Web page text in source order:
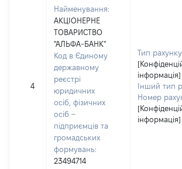
4
Найменування:
АКЦІОНЕРНЕ
ТОВАРИСТВО
"АЛЬФА-БАНК"
Код в Єдиному
державному
реєстрі
юридичних
осіб, фізичних
осіб –
підприємців та
громадських
формувань:
23494714
Тип
інформація]
Інший тип
Номер
інформація]